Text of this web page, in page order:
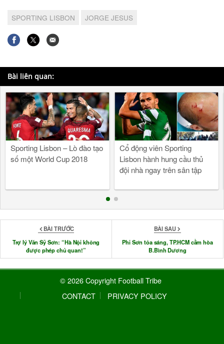
SPORTING LISBON JORGE JESUS
Bài liên quan:
Sporting Lisbon – Lò đào tạo
số một World Cup 2018
Cổ động viên Sporting
Lisbon hành hung cầu thủ
đội nhà ngay trên sân tập
BÀI TRƯỚC
Trợ lý Văn Sỹ Sơn: “Hà Nội không
được phép chủ quan!”
BÀI SAU
Phi Sơn tỏa sáng, TP.HCM cầm hòa
B.Bình Dương
© 2026 Copyright Football Tribe
CONTACT
PRIVACY POLICY